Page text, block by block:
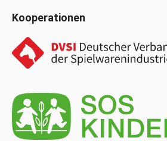
Kooperationen